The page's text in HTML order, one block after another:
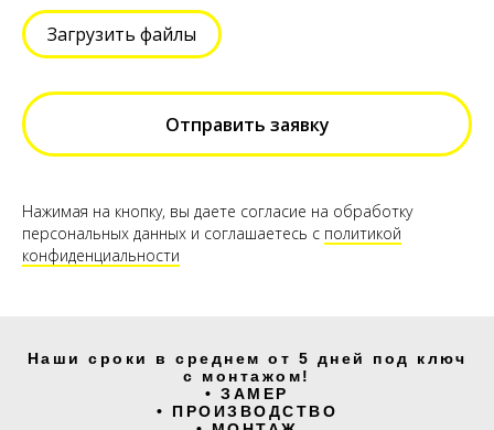
Загрузить файлы
Отправить заявку
Нажимая на кнопку, вы даете согласие на обработку
персональных данных и соглашаетесь c политикой
конфиденциальности
Наши сроки в среднем от 5 дней под ключ
с монтажом!
• ЗАМЕР
• ПРОИЗВОДСТВО